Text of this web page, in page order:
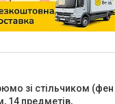
зі стільчиком (фен
14 предметів,